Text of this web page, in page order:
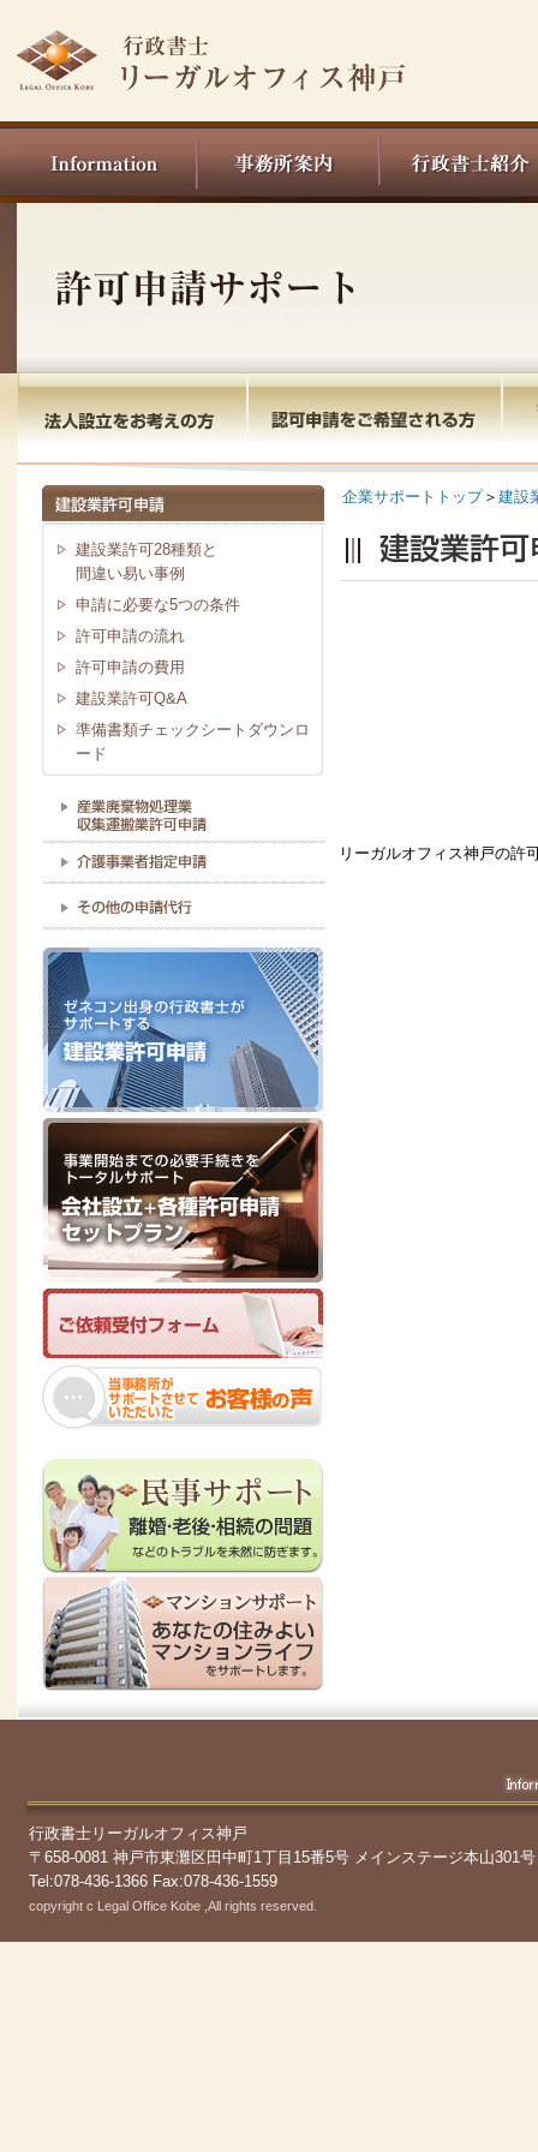
企業サポートトップ＞ 建設
リーガルオフィス神戸の許
建設業許可28種類と
間違い易い事例
申請に必要な5つの条件
許可申請の流れ
許可申請の費用
建設業許可Q&A
準備書類チェックシートダウンロ
ード
行政書士リーガルオフィス神戸
〒658-0081 神戸市東灘区田中町1丁目15番5号 メインステージ本山301号
Tel:078-436-1366 Fax:078-436-1559
copyright c Legal Office Kobe ,All rights reserved.